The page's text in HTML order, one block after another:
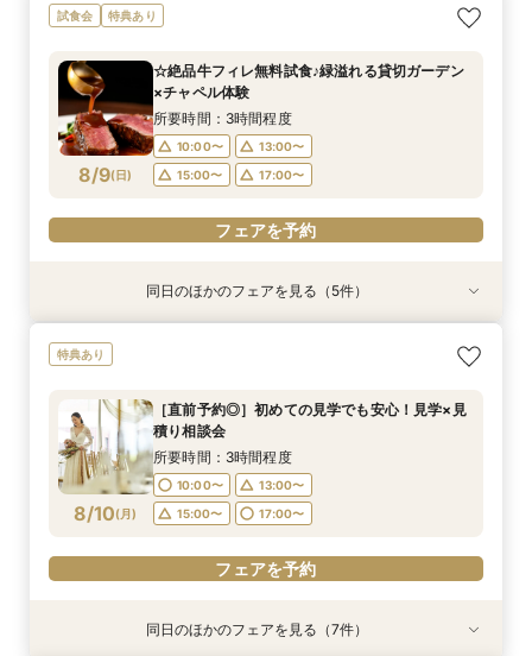
8/8(土)
【衣裳重視】ドレスサロンでの試着メインフェア
×カラー診断
10:00〜
16:00〜
フェアを予約
試食会 特典あり
8/9(日)
☆絶品牛フィレ無料試食♪緑溢れる貸切ガーデン
×チャペル体験
所要時間：3時間程度
10:00〜
13:00〜
15:00〜
17:00〜
フェアを予約
8/9( 日)
【韓国風レタッチが人気！】フォトウエディング
9:00〜
13:00〜
15:00〜
17:00〜
8/9( 日)
［直前予約◎］初めての見学でも安心！見学×見
10:00〜
15:00〜
17:00〜
フェアを予約
8/9( 日)
【直前予約◎】初めての見学でも安心！見学×見
10:00〜
15:00〜
17:00〜
フェアを予約
8/9( 日)
［タイパ重視］90分で相談会＆館内見学フェア
10:00〜
13:00〜
15:00〜
19:00〜
フェアを予約
8/9( 日)
【衣裳重視】ドレスサロンでの試着メインフェア
10:00〜
16:00〜
フェアを予約
同日のほかのフェアを見る（5件）
特典あり
8/10(月)
［直前予約◎］初めての見学でも安心！見学×見
積り相談会
所要時間：3時間程度
10:00〜
13:00〜
15:00〜
17:00〜
フェアを予約
特典あり
特典あり
特典あり同日のほかのフェアを見る（7件）